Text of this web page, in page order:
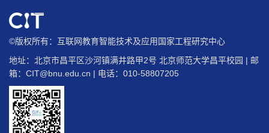
©版权所有：互联网教育智能技术及应用国家工程研究中心
地址：北京市昌平区沙河镇满井路甲2号 北京师范大学昌平校园 | 邮
箱： CIT@bnu.edu.cn | 电话：010-58807205